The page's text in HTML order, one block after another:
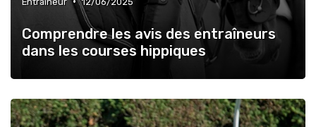
Comprendre les avis des entraîneurs
dans les courses hippiques